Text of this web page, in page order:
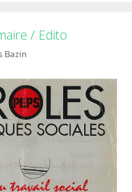
/ Edito
Bazin